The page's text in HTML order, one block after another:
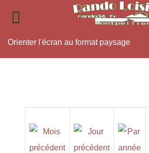
Orienter l'écran au format paysage